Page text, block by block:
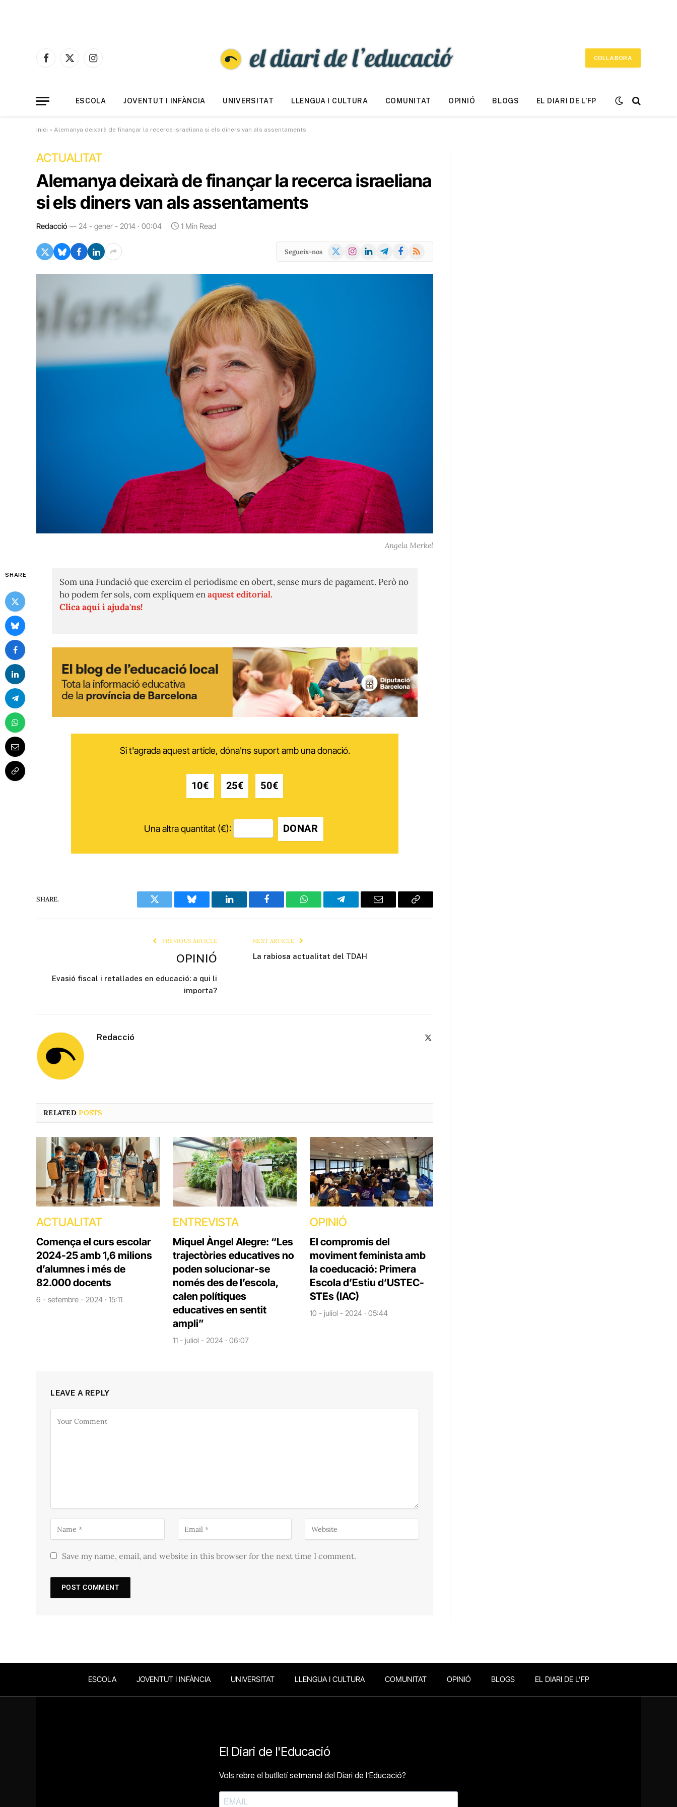
Facebook
X
Instagram
COL·LABORA
ESCOLA JOVENTUT I INFÀNCIA UNIVERSITAT LLENGUA I CULTURA COMUNITAT OPINIÓ BLOGS EL DIARI DE L’FP
Inici » Alemanya deixarà de finançar la recerca israeliana si els diners van als assentaments
ACTUALITAT
Alemanya deixarà de finançar la recerca israeliana
si els diners van als assentaments
Redacció 24 - gener - 2014 · 00:04 1 Min Read
Segueix-nos
X
Instagram
LinkedInTelegramFacebook
RSS
Angela Merkel
SHARE
Som una Fundació que exercim el periodisme en obert, sense murs de pagament. Però no
ho podem fer sols, com expliquem enaquest editorial.
Clica aquí i ajuda'ns!
Si t'agrada aquest article, dóna'ns suport amb una donació.
10€ 25€ 50€
Una altra quantitat (€): DONAR
SHARE.
Twitter Bluesky LinkedIn Facebook WhatsAppTelegram Email
Copy
PREVIOUS ARTICLE
OPINIÓ
Evasió fiscal i retallades en educació: a qui li
importa?
NEXT ARTICLE
La rabiosa actualitat del TDAH
Redacció
RELATEDPOSTS
ACTUALITAT
Comença el curs escolar
2024-25 amb 1,6 milions
d’alumnes i més de
82.000 docents
6 - setembre - 2024 · 15:11
ENTREVISTA
Miquel Àngel Alegre: “Les
trajectòries educatives no
poden solucionar-se
només des de l’escola,
calen polítiques
educatives en sentit
ampli”
11 - juliol - 2024 · 06:07
OPINIÓ
El compromís del
moviment feminista amb
la coeducació: Primera
Escola d’Estiu d’USTEC-
STEs (IAC)
10 - juliol - 2024 · 05:44
LEAVE A REPLY
Save my name, email, and website in this browser for the next time I comment.
ESCOLA JOVENTUT I INFÀNCIA UNIVERSITAT LLENGUA I CULTURA COMUNITAT OPINIÓ BLOGS EL DIARI DE L’FP